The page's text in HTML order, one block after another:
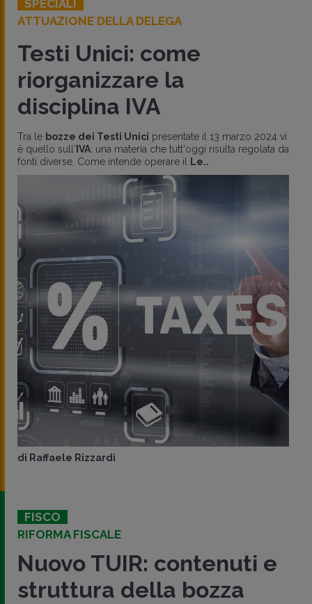
SPECIALI
ATTUAZIONE DELLA DELEGA
Testi Unici: come
riorganizzare la
disciplina IVA
Tra le bozze dei Testi Unici presentate il 13 marzo 2024 vi
è quello sull' IVA: una materia che tutt'oggi risulta regolata da
fonti diverse. Come intende operare il
Le..
di Raffaele Rizzardi
FISCO
RIFORMA FISCALE
Nuovo TUIR: contenuti e
struttura della bozza